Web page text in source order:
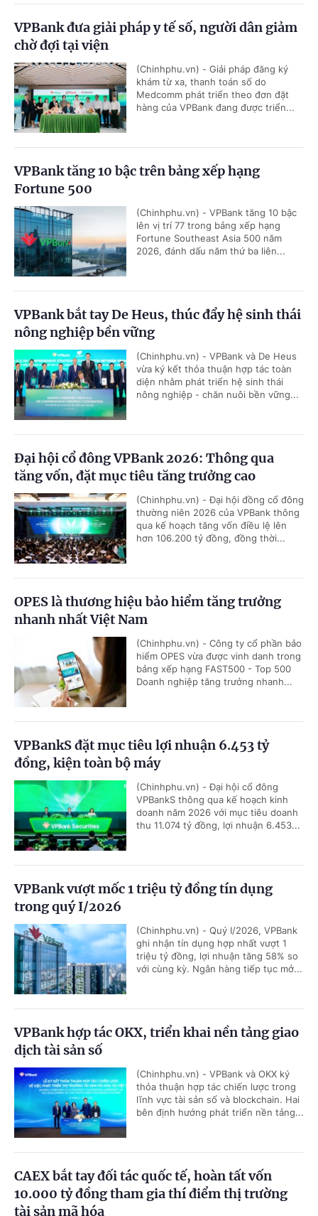
VPBank đưa giải pháp y tế số, người dân giảm
chờ đợi tại viện
(Chinhphu.vn) - Giải pháp đăng ký
khám từ xa, thanh toán số do
Medcomm phát triển theo đơn đặt
hàng của VPBank đang được triển...
VPBank tăng 10 bậc trên bảng xếp hạng
Fortune 500
(Chinhphu.vn) - VPBank tăng 10 bậc
lên vị trí 77 trong bảng xếp hạng
Fortune Southeast Asia 500 năm
2026, đánh dấu năm thứ ba liên...
VPBank bắt tay De Heus, thúc đẩy hệ sinh thái
nông nghiệp bền vững
(Chinhphu.vn) - VPBank và De Heus
vừa ký kết thỏa thuận hợp tác toàn
diện nhằm phát triển hệ sinh thái
nông nghiệp - chăn nuôi bền vững...
Đại hội cổ đông VPBank 2026: Thông qua
tăng vốn, đặt mục tiêu tăng trưởng cao
(Chinhphu.vn) - Đại hội đồng cổ đông
thường niên 2026 của VPBank thông
qua kế hoạch tăng vốn điều lệ lên
hơn 106.200 tỷ đồng, đồng thời...
OPES là thương hiệu bảo hiểm tăng trưởng
nhanh nhất Việt Nam
(Chinhphu.vn) - Công ty cổ phần bảo
hiểm OPES vừa được vinh danh trong
bảng xếp hạng FAST500 - Top 500
Doanh nghiệp tăng trưởng nhanh...
VPBankS đặt mục tiêu lợi nhuận 6.453 tỷ
đồng, kiện toàn bộ máy
(Chinhphu.vn) - Đại hội cổ đông
VPBankS thông qua kế hoạch kinh
doanh năm 2026 với mục tiêu doanh
thu 11.074 tỷ đồng, lợi nhuận 6.453...
VPBank vượt mốc 1 triệu tỷ đồng tín dụng
trong quý I/2026
(Chinhphu.vn) - Quý I/2026, VPBank
ghi nhận tín dụng hợp nhất vượt 1
triệu tỷ đồng, lợi nhuận tăng 58% so
với cùng kỳ. Ngân hàng tiếp tục mở...
VPBank hợp tác OKX, triển khai nền tảng giao
dịch tài sản số
(Chinhphu.vn) - VPBank và OKX ký
thỏa thuận hợp tác chiến lược trong
lĩnh vực tài sản số và blockchain. Hai
bên định hướng phát triển nền tảng...
CAEX bắt tay đối tác quốc tế, hoàn tất vốn
10.000 tỷ đồng tham gia thí điểm thị trường
tài sản mã hóa